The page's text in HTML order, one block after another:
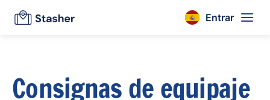
Entrar
Consignas de equipaje